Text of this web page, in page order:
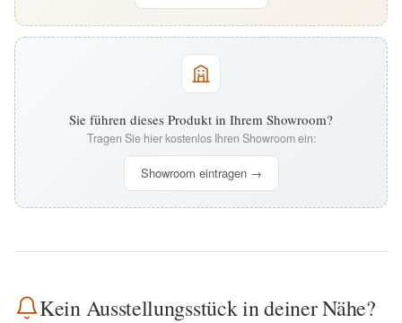
Sie führen dieses Produkt in Ihrem Showroom?
Tragen Sie hier kostenlos Ihren Showroom ein:
Showroom eintragen →
Kein Ausstellungsstück in deiner Nähe?